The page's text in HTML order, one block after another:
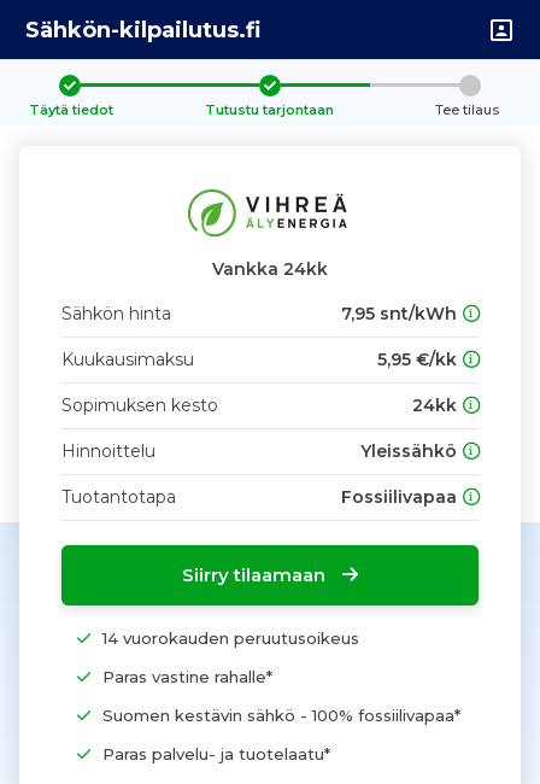
Sähkön-kilpailutus.fi
Täytä tiedot Tutustu tarjontaan Tee tilaus
Vankka 24kk
Sähkön hinta 7,95 snt/kWh
Kuukausimaksu 5,95 €/kk
Sopimuksen kesto 24kk
Hinnoittelu Yleissähkö
Tuotantotapa Fossiilivapaa
Siirry tilaamaan
14 vuorokauden peruutusoikeus
Paras vastine rahalle*
Suomen kestävin sähkö - 100% fossiilivapaa*
Paras palvelu- ja tuotelaatu*